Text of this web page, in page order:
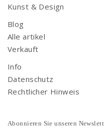
Kunst & Design
Blog
Alle artikel
Verkauft
Info
Datenschutz
Rechtlicher Hinweis
Abonnieren Sie unseren